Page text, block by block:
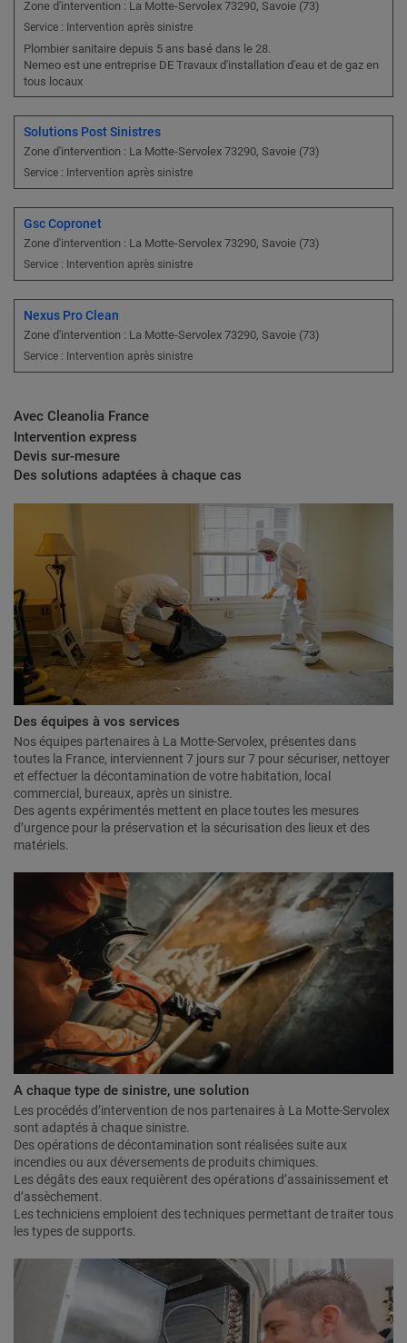
Zone d'intervention : La Motte-Servolex 73290, Savoie (73)
Service : Intervention après sinistre
Plombier sanitaire depuis 5 ans basé dans le 28.
Nemeo est une entreprise DE Travaux d'installation d'eau et de gaz en
tous locaux
Solutions Post Sinistres
Zone d'intervention : La Motte-Servolex 73290, Savoie (73)
Service : Intervention après sinistre
Gsc Copronet
Zone d'intervention : La Motte-Servolex 73290, Savoie (73)
Service : Intervention après sinistre
Nexus Pro Clean
Zone d'intervention : La Motte-Servolex 73290, Savoie (73)
Service : Intervention après sinistre
Avec Cleanolia France
Intervention express
Devis sur-mesure
Des solutions adaptées à chaque cas
Des équipes à vos services
Nos équipes partenaires à La Motte-Servolex, présentes dans
toutes la France, interviennent 7 jours sur 7 pour sécuriser, nettoyer
et effectuer la décontamination de votre habitation, local
commercial, bureaux, après un sinistre.
Des agents expérimentés mettent en place toutes les mesures
d’urgence pour la préservation et la sécurisation des lieux et des
matériels.
A chaque type de sinistre, une solution
Les procédés d’intervention de nos partenaires à La Motte-Servolex
sont adaptés à chaque sinistre.
Des opérations de décontamination sont réalisées suite aux
incendies ou aux déversements de produits chimiques.
Les dégâts des eaux requièrent des opérations d’assainissement et
d’assèchement.
Les techniciens emploient des techniques permettant de traiter tous
les types de supports.